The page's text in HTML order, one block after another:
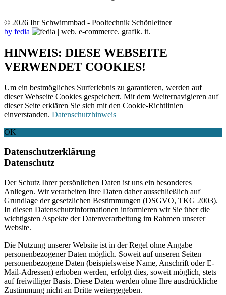
© 2026 Ihr Schwimmbad - Pooltechnik Schönleitner
by fedia
HINWEIS: DIESE WEBSEITE
VERWENDET COOKIES!
Um ein bestmögliches Surferlebnis zu garantieren, werden auf
dieser Webseite Cookies gespeichert. Mit dem Weiternavigieren auf
dieser Seite erklären Sie sich mit den Cookie-Richtlinien
einverstanden. Datenschutzhinweis
OK
Datenschutzerklärung
Datenschutz
Der Schutz Ihrer persönlichen Daten ist uns ein besonderes
Anliegen. Wir verarbeiten Ihre Daten daher ausschließlich auf
Grundlage der gesetzlichen Bestimmungen (DSGVO, TKG 2003).
In diesen Datenschutzinformationen informieren wir Sie über die
wichtigsten Aspekte der Datenverarbeitung im Rahmen unserer
Website.
Die Nutzung unserer Website ist in der Regel ohne Angabe
personenbezogener Daten möglich. Soweit auf unseren Seiten
personenbezogene Daten (beispielsweise Name, Anschrift oder E-
Mail-Adressen) erhoben werden, erfolgt dies, soweit möglich, stets
auf freiwilliger Basis. Diese Daten werden ohne Ihre ausdrückliche
Zustimmung nicht an Dritte weitergegeben.